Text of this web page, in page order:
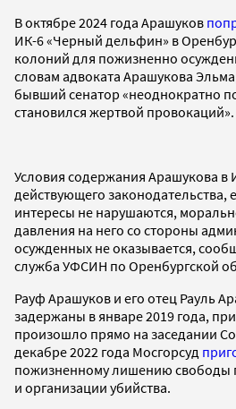
В октябре 2024 года Арашуков
ИК-6 «Черный дельфин» в
колоний для пожизненно
словам адвоката Арашукова
бывший сенатор «неоднократно
становился жертвой провокаций».
Условия содержания Арашукова в
действующего законодательства,
интересы не нарушаются,
давления на него со стороны
осужденных не оказывается,
служба УФСИН по Оренбургской
Рауф Арашуков и его отец Рауль
задержаны в январе 2019 года,
произошло прямо на заседании
декабре 2022 года Мосгорсуд
пожизненному лишению свободы
и организации убийства.